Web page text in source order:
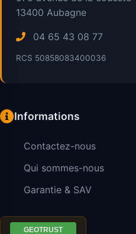
13400 Aubagne
04 65 43 08 77
RCS 50858083400036
Informations
Contactez-nous
Qui sommes-nous
Garantie & SAV